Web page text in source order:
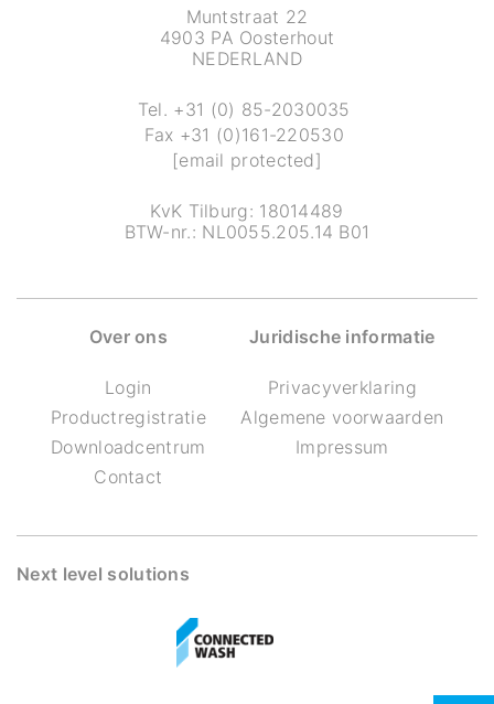
Muntstraat 22
4903 PA Oosterhout
NEDERLAND
Tel. +31 (0) 85-2030035
Fax +31 (0)161-220530
[email protected]
KvK Tilburg: 18014489
BTW-nr.: NL0055.205.14 B01
Over ons
Login
Productregistratie
Downloadcentrum
Contact
Juridische informatie
Privacyverklaring
Algemene voorwaarden
Impressum
Next level solutions